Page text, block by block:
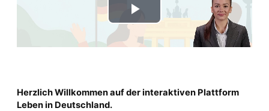
Video
abspielen
Herzlich Willkommen auf der interaktiven Plattform
Leben in Deutschland.